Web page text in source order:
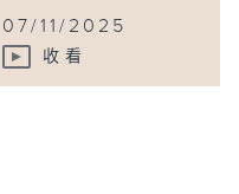
07/11/2025
收看